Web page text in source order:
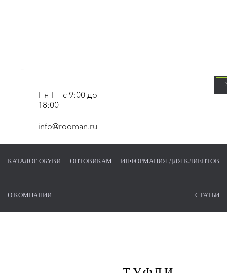
-
Пн-Пт с 9:00 до
18:00
info@rooman.ru
КАТАЛОГ ОБУВИ ОПТОВИКАМ ИНФОРМАЦИЯ ДЛЯ КЛИЕНТОВ
О КОМПАНИИ СТАТЬИ